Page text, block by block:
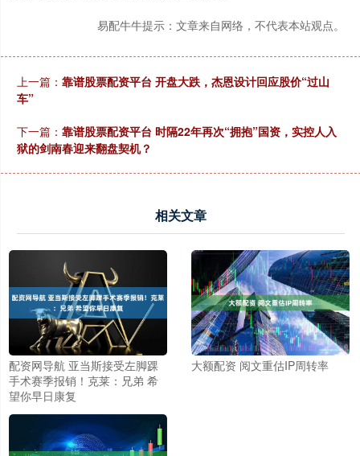
易配牛牛提示：文章来自网络，不代表本站观点。
上一篇： 靠谱股票配资平台 开盘大跌，杰恩设计回应股价“过山
车”
下一篇： 靠谱股票配资平台 时隔22年再次“拥抱”国资，实控人入
狱的剑南春迎来翻盘契机？
相关文章
配资网导航 亚当斯接受左脚踝
手术赛季报销！克莱：兄弟 希
望你早日康复
大额配资 阅文重估IP周转率